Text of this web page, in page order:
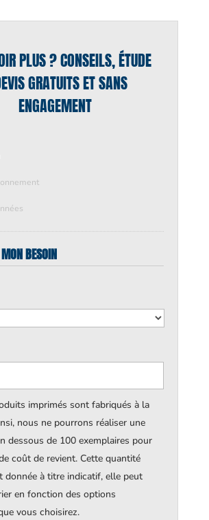
PLUS ? CONSEILS, ÉTUDE
GRATUITS ET SANS
ENGAGEMENT
BESOIN
imprimés sont fabriqués à la
nous ne pourrons réaliser une
dessous de 100 exemplaires pour
coût de revient. Cette quantité
donnée à titre indicatif, elle peut
en fonction des options
vous choisirez.